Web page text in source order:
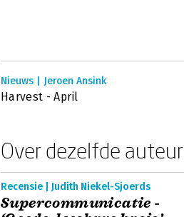
Nieuws | Jeroen Ansink
Harvest - April
Over dezelfde auteur
Recensie | Judith Niekel-Sjoerds
Supercommunicatie -